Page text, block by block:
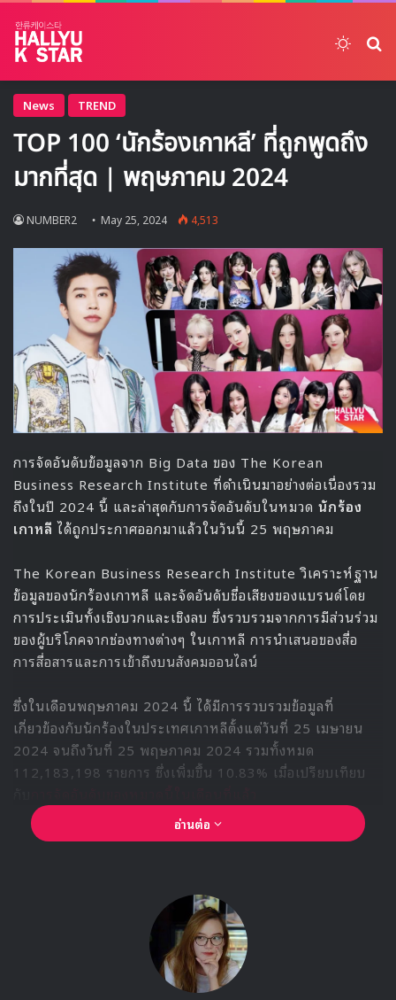
News TREND
TOP 100 ‘นักร้องเกาหลี’ ที่ถูกพูดถึง
มากที่สุด | พฤษภาคม 2024
NUMBER2 May 25, 2024 4,513
การจัดอันดับข้อมูลจาก Big Data ของ The Korean
Business Research Institute ที่ดำเนินมาอย่างต่อเนื่องรวม
ถึงในปี 2024 นี้ และล่าสุดกับการจัดอันดับในหมวด นักร้อง
เกาหลีได้ถูกประกาศออกมาแล้วในวันนี้ 25 พฤษภาคม
The Korean Business Research Institute วิเคราะห์ฐาน
ข้อมูลของนักร้องเกาหลี และจัดอันดับชื่อเสียงของแบรนด์โดย
การประเมินทั้งเชิงบวกและเชิงลบ ซึ่งรวบรวมจากการมีส่วนร่วม
ของผู้บริโภคจากช่องทางต่างๆ ในเกาหลี การนำเสนอของสื่อ
การสื่อสารและการเข้าถึงบนสังคมออนไลน์
ซึ่งในเดือนพฤษภาคม 2024 นี้ ได้มีการรวบรวมข้อมูลที่
เกี่ยวข้องกับนักร้องในประเทศเกาหลีตั้งแต่วันที่ 25 เมษายน
2024 จนถึงวันที่ 25 พฤษภาคม 2024 รวมทั้งหมด
112,183,198 รายการ ซึ่งเพิ่มขึ้น 10.83% เมื่อเปรียบเทียบ
อ่านต่อ